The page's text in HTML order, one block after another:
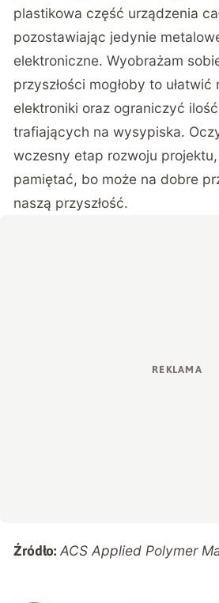
plastikowa część urządzenia
pozostawiając jedynie
elektroniczne. Wyobrażam
przyszłości mogłoby to ułatwić
elektroniki oraz ograniczyć
trafiających na wysypiska.
wczesny etap rozwoju
pamiętać, bo może na dobre
naszą przyszłość.
Źródło: ACS Applied Polymer